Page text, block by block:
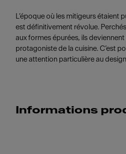
L’époque où les mitigeurs étaient
est définitivement révolue.
aux formes épurées, ils
protagoniste de la cuisine. C’est
une attention particulière au
Informations